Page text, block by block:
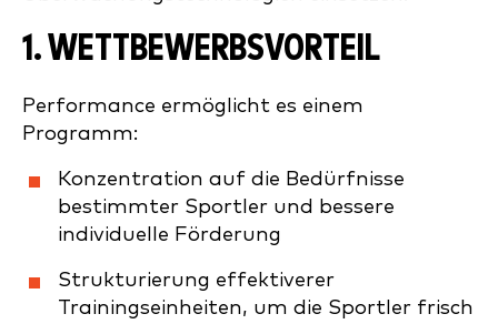
1. WETTBEWERBSVORTEIL
Performance ermöglicht es einem
Programm:
Konzentration auf die Bedürfnisse
bestimmter Sportler und bessere
individuelle Förderung
Strukturierung effektiverer
Trainingseinheiten, um die Sportler frisch